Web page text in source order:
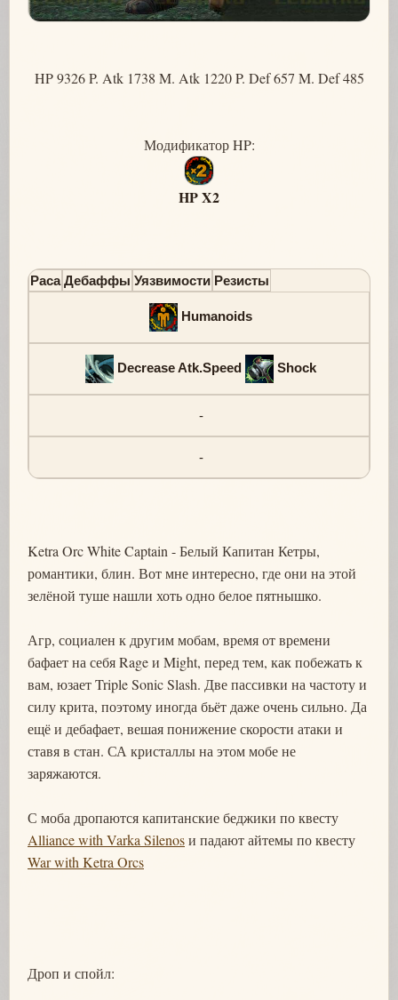
HP 9326 P. Atk 1738 M. Atk 1220 P. Def 657 M. Def 485
Модификатор HP:
HP X2
Раса Дебаффы Уязвимости Резисты
Humanoids
Decrease Atk.Speed Shock
-
-
Ketra Orc White Captain - Белый Капитан Кетры,
романтики, блин. Вот мне интересно, где они на этой
зелёной туше нашли хоть одно белое пятнышко.
Агр, социален к другим мобам, время от времени
бафает на себя Rage и Might, перед тем, как побежать к
вам, юзает Triple Sonic Slash. Две пассивки на частоту и
силу крита, поэтому иногда бьёт даже очень сильно. Да
ещё и дебафает, вешая понижение скорости атаки и
ставя в стан. СА кристаллы на этом мобе не
заряжаются.
С моба дропаются капитанские беджики по квесту
Alliance with Varka Silenosи падают айтемы по квесту
War with Ketra Orcs
Дроп и спойл: